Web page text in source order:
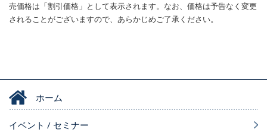
売価格は「割引価格」として表示されます。なお、価格は予告なく変更
されることがございますので、あらかじめご了承ください。
ホーム
イベント / セミナー